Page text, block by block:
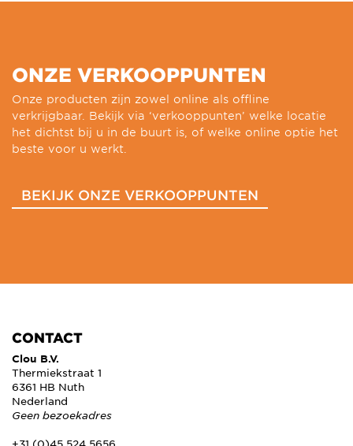
ONZE VERKOOPPUNTEN
Onze producten zijn zowel online als offline
verkrijgbaar. Bekijk via ‘verkooppunten’ welke locatie
het dichtst bij u in de buurt is, of welke online optie het
beste voor u werkt.
BEKIJK ONZE VERKOOPPUNTEN
CONTACT
Clou B.V.
Thermiekstraat 1
6361 HB Nuth
Nederland
Geen bezoekadres
+31 (0)45 524 5656